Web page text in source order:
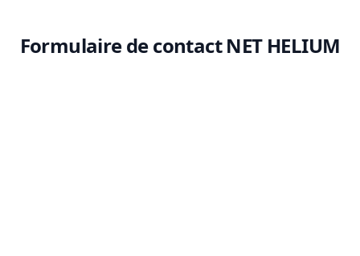
Formulaire de contact NET HELIUM